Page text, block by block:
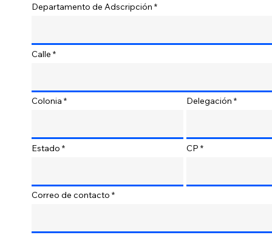
Departamento de Adscripción
Calle
Colonia Delegación
Estado CP
Correo de contacto